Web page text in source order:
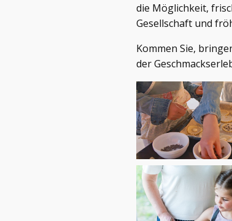
die Möglichkeit,
Gesellschaft und
Kommen Sie,
der